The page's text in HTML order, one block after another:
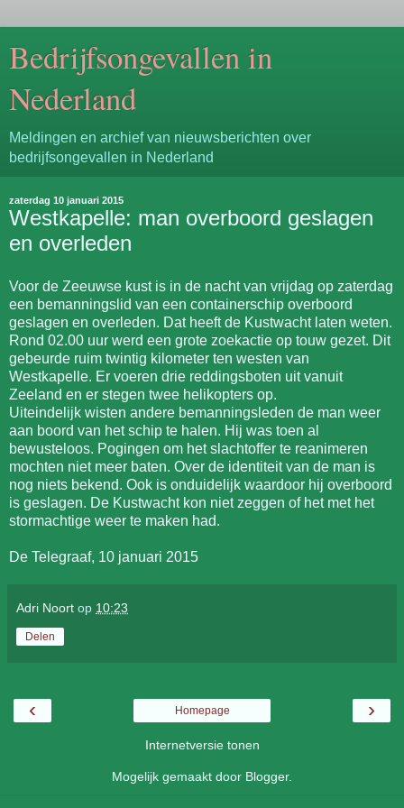
Bedrijfsongevallen in
Nederland
Meldingen en archief van nieuwsberichten over
bedrijfsongevallen in Nederland
zaterdag 10 januari 2015
Westkapelle: man overboord geslagen
en overleden
Voor de Zeeuwse kust is in de nacht van vrijdag op zaterdag
een bemanningslid van een containerschip overboord
geslagen en overleden. Dat heeft de Kustwacht laten weten.
Rond 02.00 uur werd een grote zoekactie op touw gezet. Dit
gebeurde ruim twintig kilometer ten westen van
Westkapelle. Er voeren drie reddingsboten uit vanuit
Zeeland en er stegen twee helikopters op.
Uiteindelijk wisten andere bemanningsleden de man weer
aan boord van het schip te halen. Hij was toen al
bewusteloos. Pogingen om het slachtoffer te reanimeren
mochten niet meer baten. Over de identiteit van de man is
nog niets bekend. Ook is onduidelijk waardoor hij overboord
is geslagen. De Kustwacht kon niet zeggen of het met het
stormachtige weer te maken had.
De Telegraaf, 10 januari 2015
Adri Noort op 10:23
Delen
‹ ›
Homepage
Internetversie tonen
Mogelijk gemaakt door Blogger.